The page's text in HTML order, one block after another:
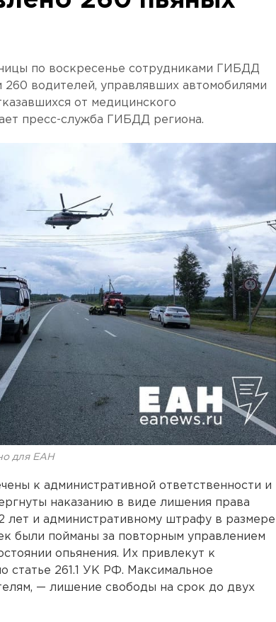
по воскресенье сотрудниками ГИБДД
водителей, управлявших автомобилями
от медицинского
пресс-служба ГИБДД региона.
для ЕАН
к административной ответственности и
наказанию в виде лишения права
лет и административному штрафу в размере
были пойманы за повторным управлением
опьянения. Их привлекут к
статье 261.1 УК РФ. Максимальное
— лишение свободы на срок до двух